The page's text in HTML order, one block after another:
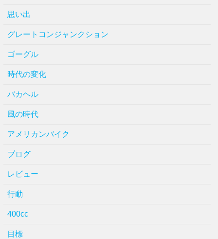
思い出
グレートコンジャンクション
ゴーグル
時代の変化
バカヘル
風の時代
アメリカンバイク
ブログ
レビュー
行動
400cc
目標